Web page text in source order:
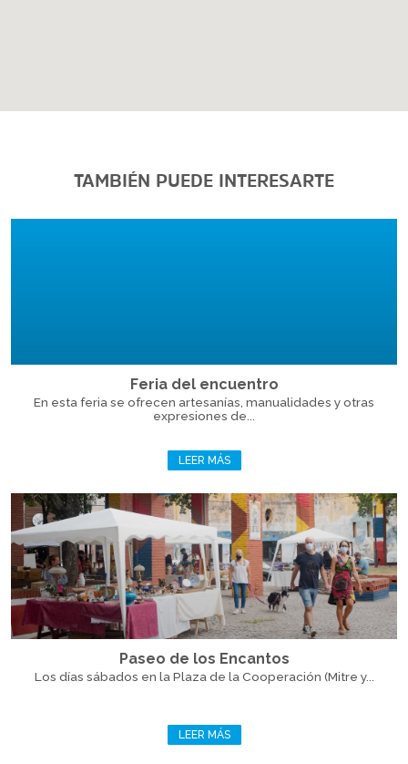
TAMBIÉN PUEDE INTERESARTE
Feria del encuentro
En esta feria se ofrecen artesanías, manualidades y otras
expresiones de...
LEER MÁS
Paseo de los Encantos
Los días sábados en la Plaza de la Cooperación (Mitre y...
LEER MÁS